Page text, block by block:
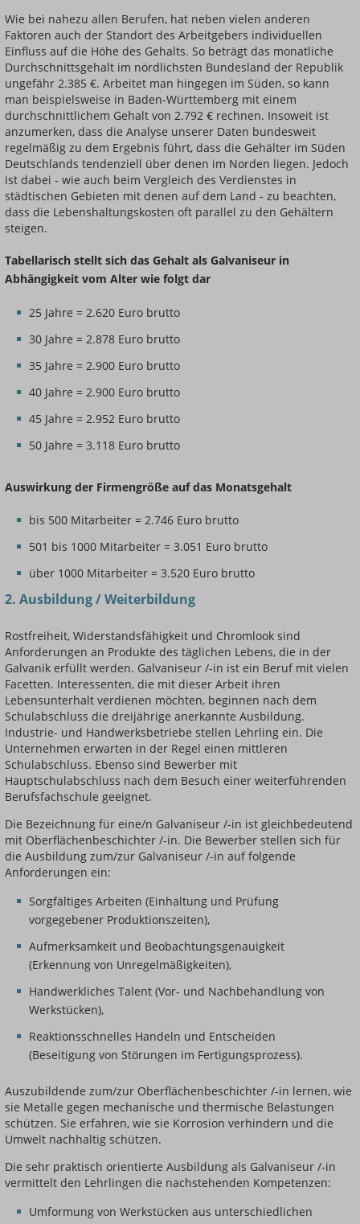
Wie bei nahezu allen Berufen, hat neben vielen anderen
Faktoren auch der Standort des Arbeitgebers individuellen
Einfluss auf die Höhe des Gehalts. So beträgt das monatliche
Durchschnittsgehalt im nördlichsten Bundesland der Republik
ungefähr 2.385 €. Arbeitet man hingegen im Süden, so kann
man beispielsweise in Baden-Württemberg mit einem
durchschnittlichem Gehalt von 2.792 € rechnen. Insoweit ist
anzumerken, dass die Analyse unserer Daten bundesweit
regelmäßig zu dem Ergebnis führt, dass die Gehälter im Süden
Deutschlands tendenziell über denen im Norden liegen. Jedoch
ist dabei - wie auch beim Vergleich des Verdienstes in
städtischen Gebieten mit denen auf dem Land - zu beachten,
dass die Lebenshaltungskosten oft parallel zu den Gehältern
steigen.
Tabellarisch stellt sich das Gehalt als Galvaniseur in
Abhängigkeit vom Alter wie folgt dar
25 Jahre = 2.620 Euro brutto
30 Jahre = 2.878 Euro brutto
35 Jahre = 2.900 Euro brutto
40 Jahre = 2.900 Euro brutto
45 Jahre = 2.952 Euro brutto
50 Jahre = 3.118 Euro brutto
Auswirkung der Firmengröße auf das Monatsgehalt
bis 500 Mitarbeiter = 2.746 Euro brutto
501 bis 1000 Mitarbeiter = 3.051 Euro brutto
über 1000 Mitarbeiter = 3.520 Euro brutto
2. Ausbildung / Weiterbildung
Rostfreiheit, Widerstandsfähigkeit und Chromlook sind
Anforderungen an Produkte des täglichen Lebens, die in der
Galvanik erfüllt werden. Galvaniseur /-in ist ein Beruf mit vielen
Facetten. Interessenten, die mit dieser Arbeit ihren
Lebensunterhalt verdienen möchten, beginnen nach dem
Schulabschluss die dreijährige anerkannte Ausbildung.
Industrie- und Handwerksbetriebe stellen Lehrling ein. Die
Unternehmen erwarten in der Regel einen mittleren
Schulabschluss. Ebenso sind Bewerber mit
Hauptschulabschluss nach dem Besuch einer weiterführenden
Berufsfachschule geeignet.
Die Bezeichnung für eine/n Galvaniseur /-in ist gleichbedeutend
mit Oberflächenbeschichter /-in. Die Bewerber stellen sich für
die Ausbildung zum/zur Galvaniseur /-in auf folgende
Anforderungen ein:
Sorgfältiges Arbeiten (Einhaltung und Prüfung
vorgegebener Produktionszeiten),
Aufmerksamkeit und Beobachtungsgenauigkeit
(Erkennung von Unregelmäßigkeiten),
Handwerkliches Talent (Vor- und Nachbehandlung von
Werkstücken),
Reaktionsschnelles Handeln und Entscheiden
(Beseitigung von Störungen im Fertigungsprozess).
Auszubildende zum/zur Oberflächenbeschichter /-in lernen, wie
sie Metalle gegen mechanische und thermische Belastungen
schützen. Sie erfahren, wie sie Korrosion verhindern und die
Umwelt nachhaltig schützen.
Die sehr praktisch orientierte Ausbildung als Galvaniseur /-in
vermittelt den Lehrlingen die nachstehenden Kompetenzen:
Umformung von Werkstücken aus unterschiedlichen